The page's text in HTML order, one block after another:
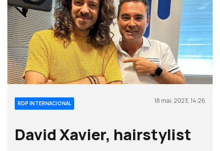
RDP INTERNACIONAL 18 mai, 2023, 14:26
David Xavier, hairstylist